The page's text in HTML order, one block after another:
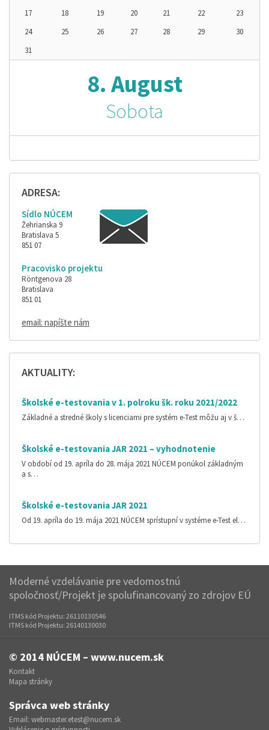
17
18 19 20 21 22
23
24
25 26 27 28 29
30
31
8. August
Sobota
ADRESA:
Sídlo NÚCEM
Žehrianska 9
Bratislava 5
851 07
Pracovisko projektu
Röntgenova 28
Bratislava
851 01
email: napíšte nám
AKTUALITY:
Školské e-testovania v 1. polroku šk. roku 2021/2022
Základné a stredné školy s licenciami pre systém e-Test môžu aj v š…
Školské e-testovania JAR 2021 – vyhodnotenie
V období od 19. apríla do 28. mája 2021 NÚCEM ponúkol základným
a s…
Školské e-testovania JAR 2021
Od 19. apríla do 19. mája 2021 NÚCEM sprístupní v systéme e-Test el…
Moderné vzdelávanie pre vedomostnú
spoločnosť/Projekt je spolufinancovaný zo zdrojov EÚ
ITMS kód Projektu: 26110130546
ITMS kód Projektu: 26140130030
© 2014 NÚCEM – www.nucem.sk
Kontakt
Mapa stránky
Správca web stránky
Email: webmaster.etest@nucem.sk